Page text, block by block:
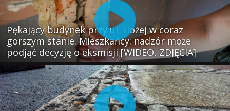
Pękający budynek przy ul. Hożej w coraz
gorszym stanie. Mieszkańcy: nadzór może
podjąć decyzję o eksmisji [WIDEO, ZDJĘCIA]